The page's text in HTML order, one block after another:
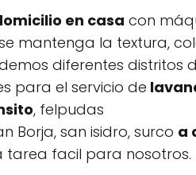
en casa con
la textura,
diferentes distritos
para el servicio de
, felpudas
Borja, san isidro, surco a
tarea facil para nosotros.